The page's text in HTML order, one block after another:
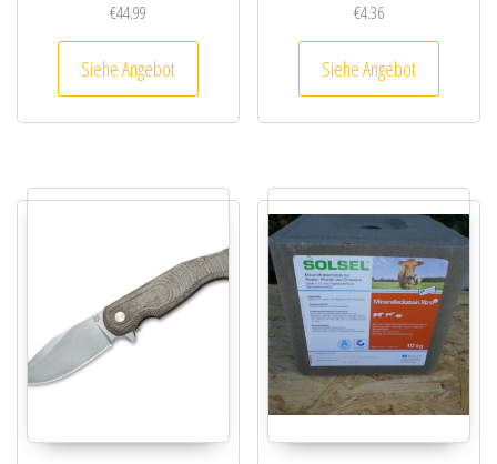
€44.99
Siehe Angebot
€4.36
Siehe Angebot